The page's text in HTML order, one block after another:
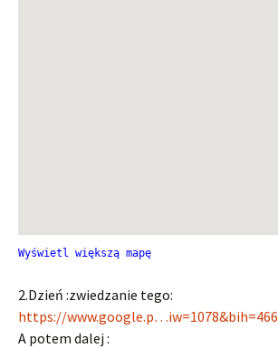
Wyświetl większą mapę
2.Dzień :zwiedzanie tego:
https://www.google.p…iw=1078&bih=466
A potem dalej :